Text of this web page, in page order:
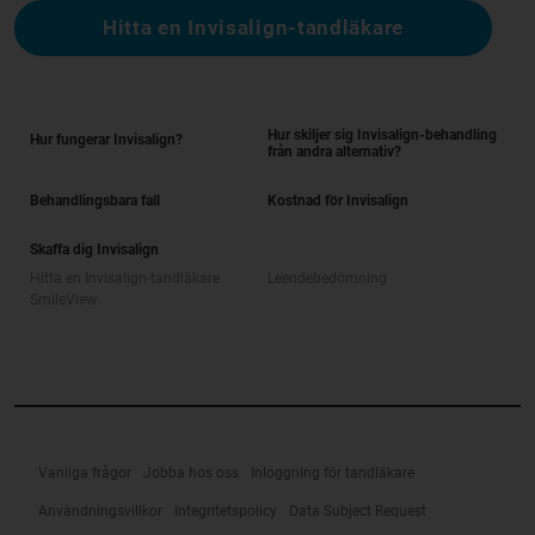
Hitta en Invisalign-tandläkare
Hur fungerar Invisalign?
Hur skiljer sig Invisalign-behandling
från andra alternativ?
Behandlingsbara fall Kostnad för Invisalign
Skaffa dig Invisalign
Vanliga frågor Jobba hos oss Inloggning för tandläkare
Användningsvillkor Integritetspolicy Data Subject Request